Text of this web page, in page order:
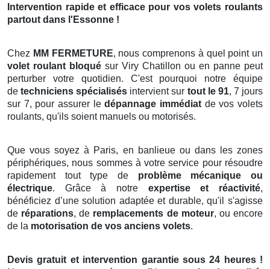
Intervention rapide et efficace pour vos volets roulants
partout dans l'Essonne !
Chez MM FERMETURE, nous comprenons à quel point un
volet roulant bloqué sur Viry Chatillon ou en panne peut
perturber votre quotidien. C'est pourquoi notre équipe
detechniciens spécialisés intervient sur tout le 91, 7 jours
sur 7, pour assurer ledépannage immédiat de vos volets
roulants, qu'ils soient manuels ou motorisés.
Que vous soyez à Paris, en banlieue ou dans les zones
périphériques, nous sommes à votre service pour résoudre
rapidement tout type de problème mécanique ou
électrique. Grâce à notre expertise et réactivité,
bénéficiez d’une solution adaptée et durable, qu'il s'agisse
de réparations, de remplacements de moteur, ou encore
de la motorisation de vos anciens volets.
Devis gratuit et intervention garantie sous 24 heures !